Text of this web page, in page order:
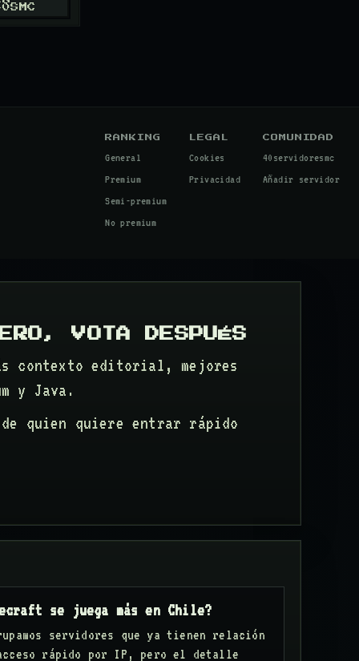
RANKING
General
Premium
Semi-premium
No premium
LEGAL
Cookies
Privacidad
COMUNIDAD
40servidoresmc
Añadir servidor
VOTA DESPUÉS
contexto editorial, mejores
y Java.
quien quiere entrar rápido
se juega más en Chile?
servidores que ya tienen relación
rápido por IP, pero el detalle